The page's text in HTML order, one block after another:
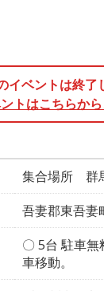
イベントは終了
トはこちらから
集合場所 群
吾妻郡東吾妻
〇 5台 駐車
車移動。